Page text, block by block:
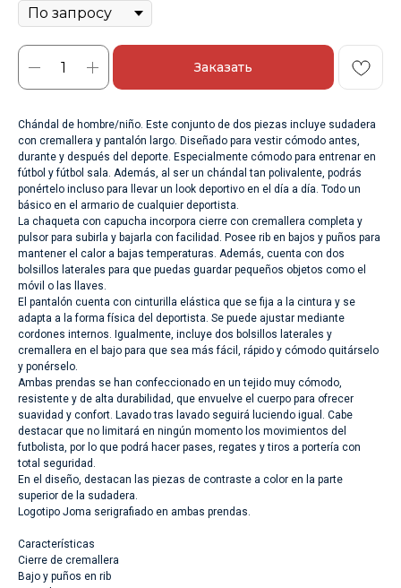
Заказать
Chándal de hombre/niño. Este conjunto de dos piezas incluye sudadera
con cremallera y pantalón largo. Diseñado para vestir cómodo antes,
durante y después del deporte. Especialmente cómodo para entrenar en
fútbol y fútbol sala. Además, al ser un chándal tan polivalente, podrás
ponértelo incluso para llevar un look deportivo en el día a día. Todo un
básico en el armario de cualquier deportista.
La chaqueta con capucha incorpora cierre con cremallera completa y
pulsor para subirla y bajarla con facilidad. Posee rib en bajos y puños para
mantener el calor a bajas temperaturas. Además, cuenta con dos
bolsillos laterales para que puedas guardar pequeños objetos como el
móvil o las llaves.
El pantalón cuenta con cinturilla elástica que se fija a la cintura y se
adapta a la forma física del deportista. Se puede ajustar mediante
cordones internos. Igualmente, incluye dos bolsillos laterales y
cremallera en el bajo para que sea más fácil, rápido y cómodo quitárselo
y ponérselo.
Ambas prendas se han confeccionado en un tejido muy cómodo,
resistente y de alta durabilidad, que envuelve el cuerpo para ofrecer
suavidad y confort. Lavado tras lavado seguirá luciendo igual. Cabe
destacar que no limitará en ningún momento los movimientos del
futbolista, por lo que podrá hacer pases, regates y tiros a portería con
total seguridad.
En el diseño, destacan las piezas de contraste a color en la parte
superior de la sudadera.
Logotipo Joma serigrafiado en ambas prendas.
Características
Cierre de cremallera
Bajo y puños en rib